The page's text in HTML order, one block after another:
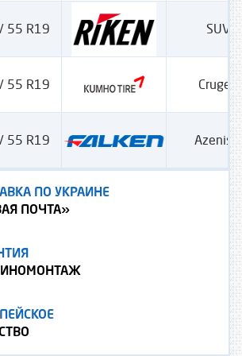
55 R19 SUV
55 R19
55 R19 Azenis
ПО УКРАИНЕ
ПОЧТА»